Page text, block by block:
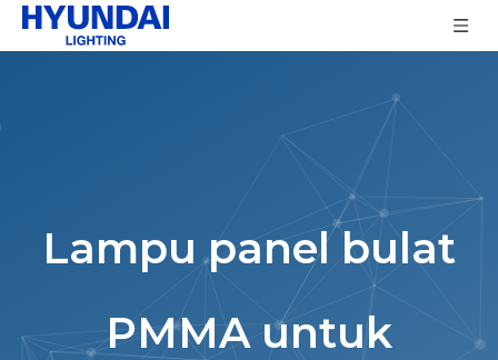
Lampu panel bulat
PMMA untuk